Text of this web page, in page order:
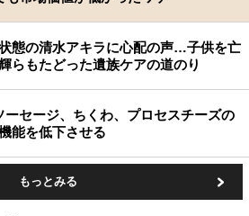
態の清水アキラに心配の声…子供を亡
らもたどった遺族ケアの道のり
ーセージ、ちくわ、プロセスチーズの
能を低下させる
もっとみる